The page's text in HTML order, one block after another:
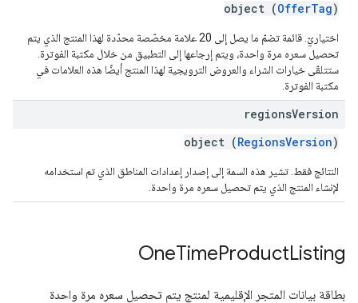
object (OfferTag)
اختياريّ. قائمة تضمّ ما يصل إلى 20 علامة مخصّصة محدّدة لهذا المنتج الذي يتم
تحصيل سعره مرة واحدة، ويتم إرجاعها إلى التطبيق من خلال مكتبة الفوترة.
ستتلقّى خيارات الشراء والعروض الترويجية لهذا المنتج أيضًا هذه العلامات في
مكتبة الفوترة.
regionsVersion
object (RegionsVersion)
النتائج فقط. تشير هذه السمة إلى إصدار إعدادات المناطق الذي تم استخدامه
لإنشاء المنتج الذي يتم تحصيل سعره مرة واحدة.
OneTimeProductListing
بطاقة بيانات المتجر الإقليمية لمنتج يتم تحصيل سعره مرة واحدة